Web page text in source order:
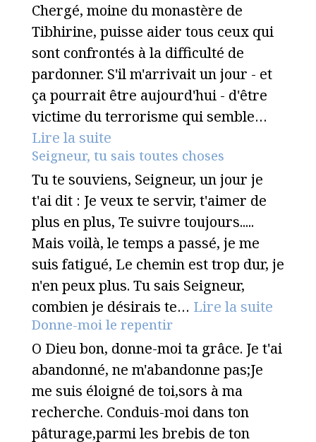
Chergé, moine du monastère de
Tibhirine, puisse aider tous ceux qui
sont confrontés à la difficulté de
pardonner. S'il m'arrivait un jour - et
ça pourrait être aujourd'hui - d'être
victime du terrorisme qui semble…
Lire la suite
Seigneur, tu sais toutes choses
Tu te souviens, Seigneur, un jour je
t'ai dit : Je veux te servir, t'aimer de
plus en plus, Te suivre toujours.....
Mais voilà, le temps a passé, je me
suis fatigué, Le chemin est trop dur, je
n'en peux plus. Tu sais Seigneur,
combien je désirais te… Lire la suite
Donne-moi le repentir
O Dieu bon, donne-moi ta grâce. Je t'ai
abandonné, ne m'abandonne pas;Je
me suis éloigné de toi,sors à ma
recherche. Conduis-moi dans ton
pâturage,parmi les brebis de ton